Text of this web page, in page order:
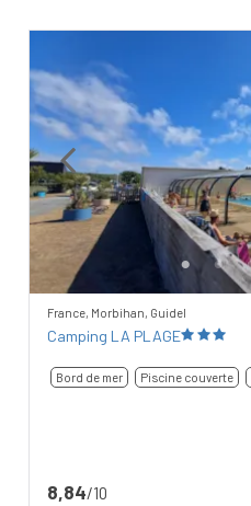
Previous
France, Morbihan, Guidel
Camping LA PLAGE
Bord de mer Piscine couverte
8,84/10